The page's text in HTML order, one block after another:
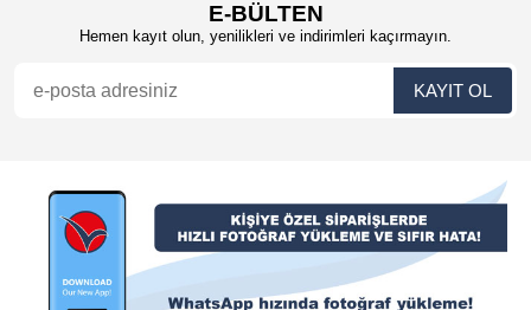
E-BÜLTEN
Hemen kayıt olun, yenilikleri ve indirimleri kaçırmayın.